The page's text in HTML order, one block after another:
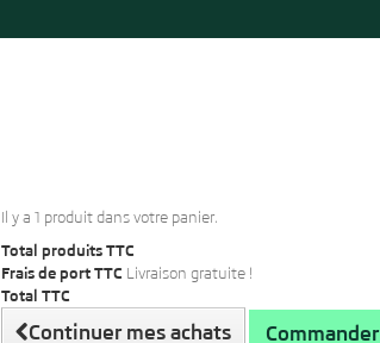
Il y a 1 produit dans votre panier.
Total produits TTC
Frais de port TTC Livraison gratuite !
Total TTC
Continuer mes achats Commander